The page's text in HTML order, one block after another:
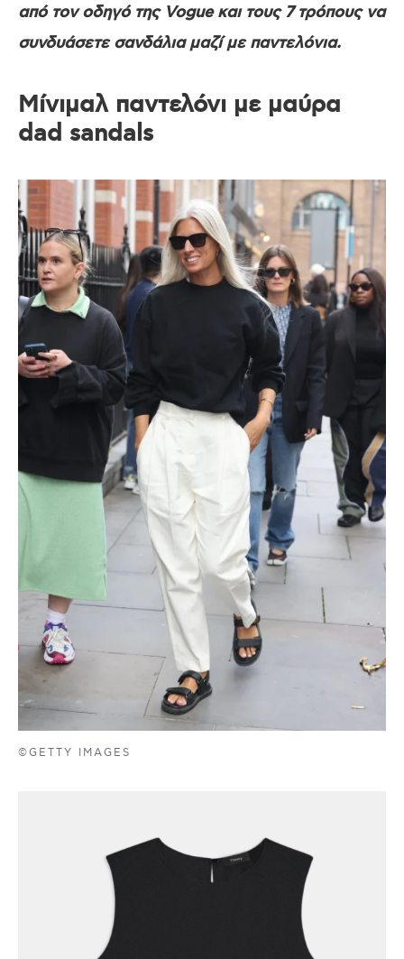
από τον οδηγό της Vogue και τoυς 7 τρόπους να
συνδυάσετε σανδάλια μαζί με παντελόνια.
Μίνιμαλ παντελόνι με μαύρα
dad sandals
©GETTY IMAGES